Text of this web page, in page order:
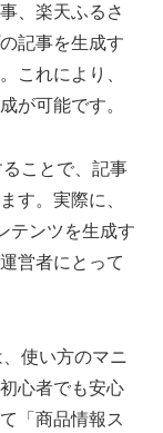
、楽天ふるさ
記事を生成す
これにより、
が可能です。
ことで、記事
す。実際に、
テンツを生成す
営者にとって
使い方のマニ
心者でも安心
「商品情報ス